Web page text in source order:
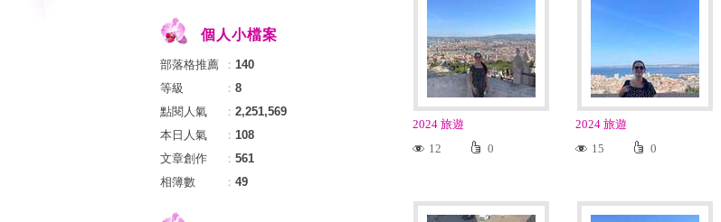
2024 旅遊
12
0
2024 旅遊
15
0
個人小檔案
部落格推薦 ： 140
等級
： 8
點閱人氣
： 2,251,569
本日人氣
： 108
文章創作
： 561
相簿數
： 49